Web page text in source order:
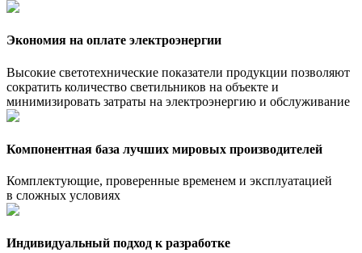
Экономия на оплате электроэнергии
Высокие светотехнические показатели продукции позволяют
сократить количество светильников на объекте и
минимизировать затраты на электроэнергию и обслуживание
Компонентная база лучших мировых производителей
Комплектующие, проверенные временем и эксплуатацией
в сложных условиях
Индивидуальный подход к разработке